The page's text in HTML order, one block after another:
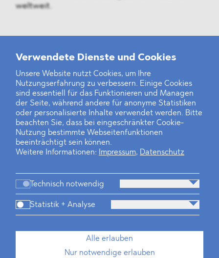
Verwendete Dienste und Cookies
Unsere Website nutzt Cookies, um Ihre
Nutzungserfahrung zu verbessern. Einige Cookies
sind essentiell für das Funktionieren und Managen
der Seite, während andere für anonyme Statistiken
oder personalisierte Inhalte verwendet werden. Bitte
beachten Sie, dass bei eingeschränkter Cookie-
Nutzung bestimmte Webseitenfunktionen
beeinträchtigt sein können.
Weitere Informationen:
Impressum, Datenschutz
Technisch notwendig
Statistik + Analyse
Alle erlauben
Nur notwendige erlauben
weltweit.
Weitere Neuigkeiten
Finanz- und Energiesektor im Visier
Private Dancer
Game Over?
Standorte
Brasilien-Praxis